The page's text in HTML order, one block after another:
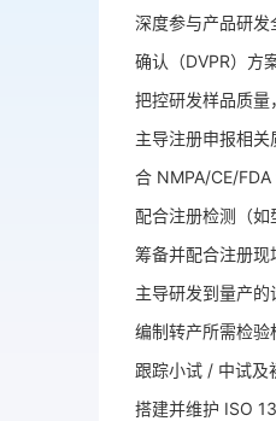
深度参与产品研
确认（DVPR）方
把控研发样品质量
主导注册申报相
合 NMPA/CE/
配合注册检测（
筹备并配合注册现
主导研发到量产
编制转产所需检验
跟踪小试 / 中试及
搭建并维护 ISO